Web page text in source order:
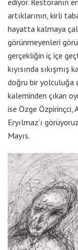
ediyor. Restoranın
artıklarının, kirli
hayatta kalmaya
görünmeyenleri
gerçekliğin iç içe
kıyısında
doğru bir yolculuğa
kaleminden çıkan
ise Özge Özpirinçci,
Eryılmaz’ı
Mayıs.